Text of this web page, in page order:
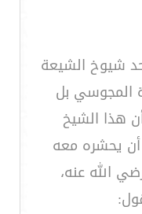
شيوخ الشيعة
المجوسي بل
هذا الشيخ
يحشره معه
الله عنه،